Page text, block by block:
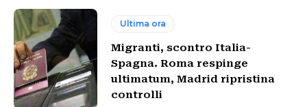
Ultima ora
Migranti, scontro Italia-
Spagna. Roma respinge
ultimatum, Madrid ripristina
controlli